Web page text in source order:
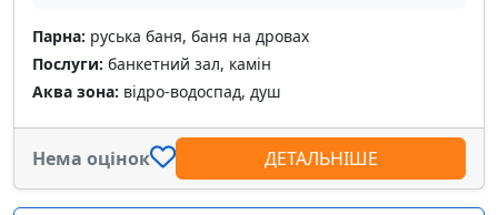
Парна: руська баня, баня на дровах
Послуги: банкетний зал, камін
Аква зона: відро-водоспад, душ
Нема оцінок ДЕТАЛЬНІШЕ